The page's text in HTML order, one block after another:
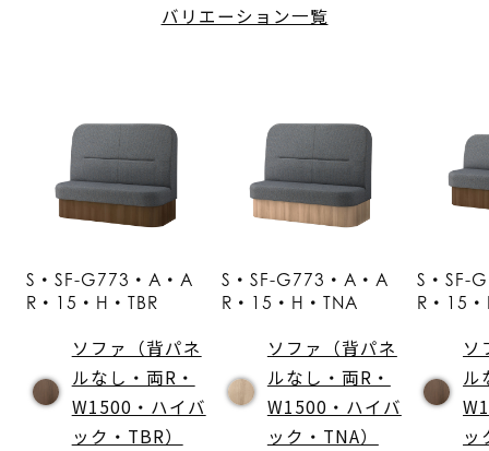
バリエーション一覧
S・SF-G773・A・A
R・15・H・TBR
ソファ（背パネ
ルなし・両R・
W1500・ハイバ
ック・TBR）
S・SF-G773・A・A
R・15・H・TNA
ソファ（背パネ
ルなし・両R・
W1500・ハイバ
ック・TNA）
S・SF-
R・15・
ソ
ル
ッ